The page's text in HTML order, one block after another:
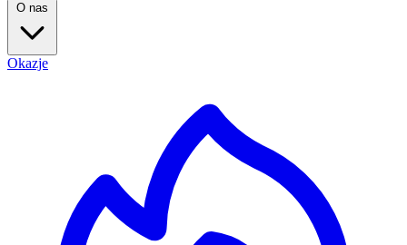
O nas
Okazje